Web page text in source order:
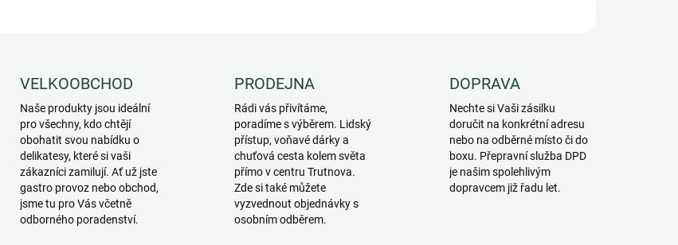
VELKOOBCHOD
Naše produkty jsou ideální
pro všechny, kdo chtějí
obohatit svou nabídku o
delikatesy, které si vaši
zákazníci zamilují. Ať už jste
gastro provoz nebo obchod,
jsme tu pro Vás včetně
odborného poradenství.
PRODEJNA
Rádi vás přivítáme,
poradíme s výběrem. Lidský
přístup, voňavé dárky a
chuťová cesta kolem světa
přímo v centru Trutnova.
Zde si také můžete
vyzvednout objednávky s
osobním odběrem.
DOPRAVA
Nechte si Vaši zásilku
doručit na konkrétní adresu
nebo na odběrné místo či do
boxu. Přepravní služba DPD
je našim spolehlivým
dopravcem již řadu let.